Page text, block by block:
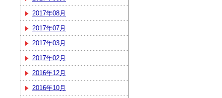
2017年08月
2017年07月
2017年03月
2017年02月
2016年12月
2016年10月